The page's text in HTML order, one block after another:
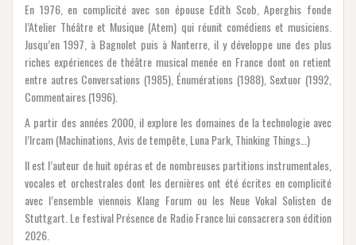
En 1976, en complicité avec son épouse Edith Scob, Aperghis fonde
l’Atelier Théâtre et Musique (Atem) qui réunit comédiens et musiciens.
Jusqu’en 1997, à Bagnolet puis à Nanterre, il y développe une des plus
riches expériences de théâtre musical menée en France dont on retient
entre autres Conversations (1985), Énumérations (1988), Sextuor (1992,
Commentaires (1996).
A partir des années 2000, il explore les domaines de la technologie avec
l’Ircam (Machinations, Avis de tempête, Luna Park, Thinking Things…)
Il est l’auteur de huit opéras et de nombreuses partitions instrumentales,
vocales et orchestrales dont les dernières ont été écrites en complicité
avec l’ensemble viennois Klang Forum ou les Neue Vokal Solisten de
Stuttgart. Le festival Présence de Radio France lui consacrera son édition
2026.